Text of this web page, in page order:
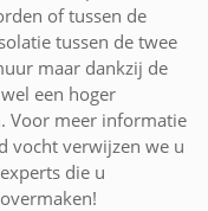
of tussen de
tussen de twee
maar dankzij de
een hoger
Voor meer informatie
vocht verwijzen we u
die u